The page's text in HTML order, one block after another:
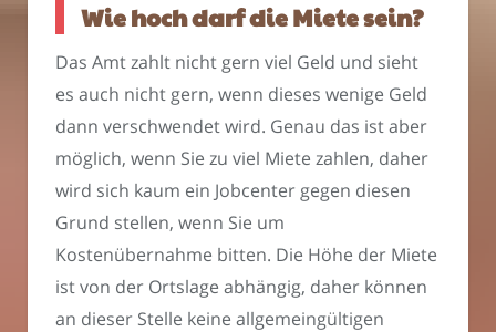
Wie hoch darf die Miete sein?
Das Amt zahlt nicht gern viel Geld und sieht
es auch nicht gern, wenn dieses wenige Geld
dann verschwendet wird. Genau das ist aber
möglich, wenn Sie zu viel Miete zahlen, daher
wird sich kaum ein Jobcenter gegen diesen
Grund stellen, wenn Sie um
Kostenübernahme bitten. Die Höhe der Miete
ist von der Ortslage abhängig, daher können
an dieser Stelle keine allgemeingültigen